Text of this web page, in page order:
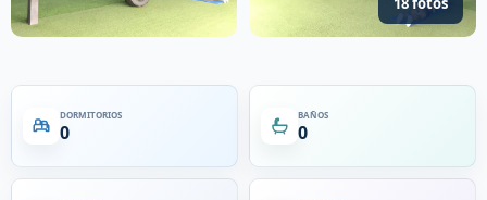
DORMITORIOS
0
BAÑOS
0